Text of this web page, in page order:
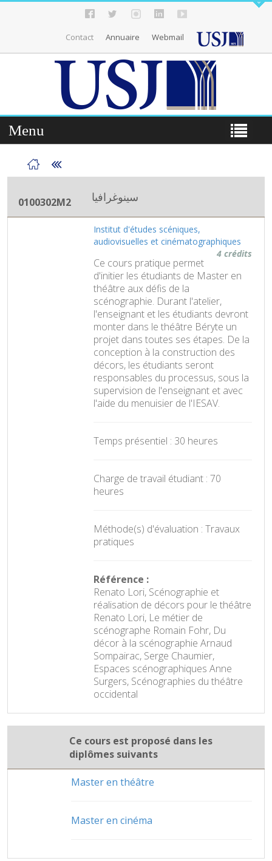
Contact Annuaire Webmail
Menu
0100302M2 سينوغرافيا
Institut d'études scéniques,
audiovisuelles et cinématographiques
4 crédits
Ce cours pratique permet
d'initier les étudiants de Master en
théâtre aux défis de la
scénographie. Durant l'atelier,
l'enseignant et les étudiants devront
monter dans le théâtre Béryte un
projet dans toutes ses étapes. De la
conception à la construction des
décors, les étudiants seront
responsables du processus, sous la
supervision de l'enseignant et avec
l'aide du menuisier de l'IESAV.
Temps présentiel : 30 heures
Charge de travail étudiant : 70
heures
Méthode(s) d'évaluation : Travaux
pratiques
Référence :
Renato Lori, Scénographie et
réalisation de décors pour le théâtre
Renato Lori, Le métier de
scénographe Romain Fohr, Du
décor à la scénographie Arnaud
Sompairac, Serge Chaumier,
Espaces scénographiques Anne
Surgers, Scénographies du théâtre
occidental
Ce cours est proposé dans les
diplômes suivants
Master en théâtre
Master en cinéma